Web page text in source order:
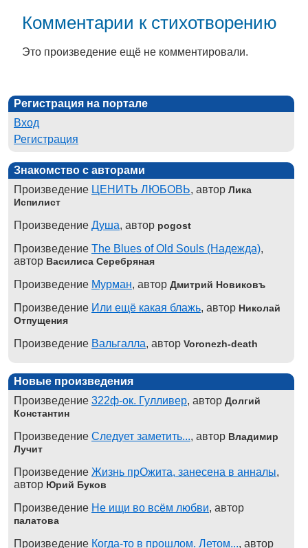
Комментарии к стихотворению
Это произведение ещё не комментировали.
Регистрация на портале
Вход
Регистрация
Знакомство с авторами
Произведение ЦЕНИТЬ ЛЮБОВЬ, автор Лика
Испилист
Произведение Душа, автор pogost
Произведение The Blues of Old Souls (Надежда),
автор Василиса Серебряная
Произведение Мурман, автор Дмитрий Новиковъ
Произведение Или ещё какая блажь, автор Николай
Отпущения
Произведение Вальгалла, автор Voronezh-death
Новые произведения
Произведение 322ф-ок. Гулливер, автор Долгий
Константин
Произведение Следует заметить..., автор Владимир
Лучит
Произведение Жизнь прОжита, занесена в анналы,
автор Юрий Буков
Произведение Не ищи во всём любви, автор
палатова
Произведение Когда-то в прошлом. Летом..., автор